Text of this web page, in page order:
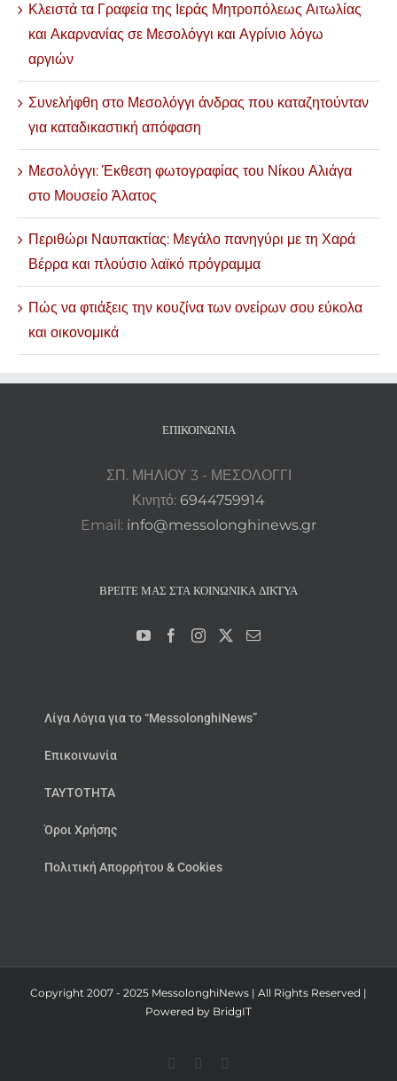
Κλειστά τα Γραφεία της Ιεράς Μητροπόλεως Αιτωλίας
και Ακαρνανίας σε Μεσολόγγι και Αγρίνιο λόγω
αργιών
Συνελήφθη στο Μεσολόγγι άνδρας που καταζητούνταν
για καταδικαστική απόφαση
Μεσολόγγι: Έκθεση φωτογραφίας του Νίκου Αλιάγα
στο Μουσείο Άλατος
Περιθώρι Ναυπακτίας: Μεγάλο πανηγύρι με τη Χαρά
Βέρρα και πλούσιο λαϊκό πρόγραμμα
Πώς να φτιάξεις την κουζίνα των ονείρων σου εύκολα
και οικονομικά
ΕΠΙΚΟΙΝΩΝΊΑ
ΣΠ. ΜΗΛΙΟΥ 3 - ΜΕΣΟΛΟΓΓΙ
Κινητό: 6944759914
Email: info@messolonghinews.gr
ΒΡΕΊΤΕ ΜΑΣ ΣΤΑ ΚΟΙΝΩΝΙΚΆ ΔΊΚΤΥΑ
Λίγα Λόγια για το “MessolonghiNews”
Επικοινωνία
ΤΑΥΤΟΤΗΤΑ
Όροι Χρήσης
Πολιτική Απορρήτου & Cookies
Copyright 2007 - 2025 MessolonghiNews | All Rights Reserved |
Powered by BridgIT
YouTubeFacebook